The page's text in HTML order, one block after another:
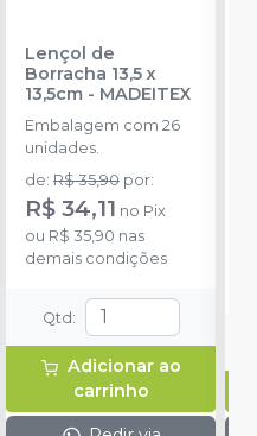
Lençol de
Borracha 13,5 x
13,5cm- MADEITEX
Embalagem com 26
unidades.
de: R$ 35,90 por:
R$ 34,11 no Pix
ou R$ 35,90 nas
demais condições
Qtd :
Adicionar ao
carrinho